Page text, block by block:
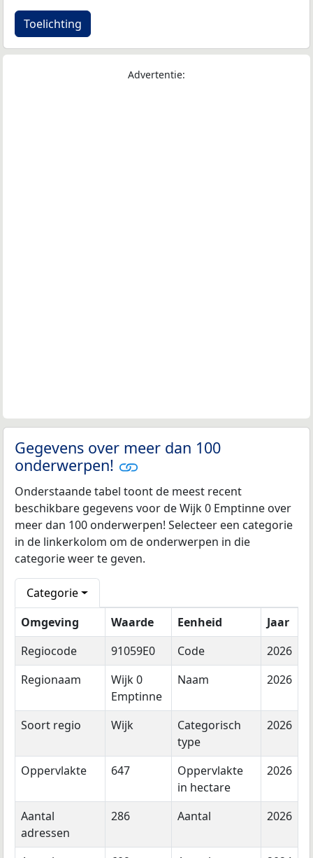
Toelichting
Advertentie:
Gegevens over meer dan 100
onderwerpen!
Onderstaande tabel toont de meest recent
beschikbare gegevens voor de Wijk 0 Emptinne over
meer dan 100 onderwerpen! Selecteer een categorie
in de linkerkolom om de onderwerpen in die
categorie weer te geven.
Categorie
Omgeving
Waarde Eenheid
Jaar
Regiocode
91059E0 Code
2026
Regionaam
Wijk 0
Emptinne
Naam 2026
Soort regio Wijk
Categorisch
type
2026
Oppervlakte 647
Oppervlakte
in hectare
2026
Aantal
adressen
286 Aantal 2026